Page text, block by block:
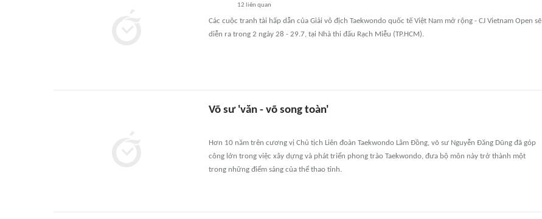
12 liên quan
Các cuộc tranh tài hấp dẫn của Giải vô địch Taekwondo quốc tế Việt Nam mở rộng - CJ Vietnam Open sẽ
diễn ra trong 2 ngày 28 - 29.7, tại Nhà thi đấu Rạch Miễu (TP.HCM).
Võ sư 'văn - võ song toàn'
Hơn 10 năm trên cương vị Chủ tịch Liên đoàn Taekwondo Lâm Đồng, võ sư Nguyễn Đăng Dũng đã góp
công lớn trong việc xây dựng và phát triển phong trào Taekwondo, đưa bộ môn này trở thành một
trong những điểm sáng của thể thao tỉnh.